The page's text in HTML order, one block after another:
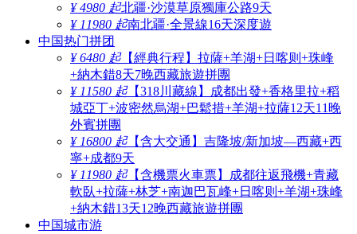
¥ 4980 起北疆·沙漠草原獨庫公路9天
¥ 11980 起南北疆·全景線16天深度遊
中国热门拼团
¥ 6480 起【經典行程】拉薩+羊湖+日喀则+珠峰
+納木錯8天7晚西藏旅遊拼團
¥ 11580 起【318川藏線】成都出發+香格里拉+稻
城亞丁+波密然烏湖+巴鬆措+羊湖+拉薩12天11晚
外賓拼團
¥ 16800 起【含大交通】吉隆坡/新加坡—西藏+西
寧+成都9天
¥ 11980 起【含機票火車票】成都往返飛機+青藏
軟臥+拉薩+林芝+南迦巴瓦峰+日喀则+羊湖+珠峰
+納木錯13天12晚西藏旅遊拼團
中国城市游